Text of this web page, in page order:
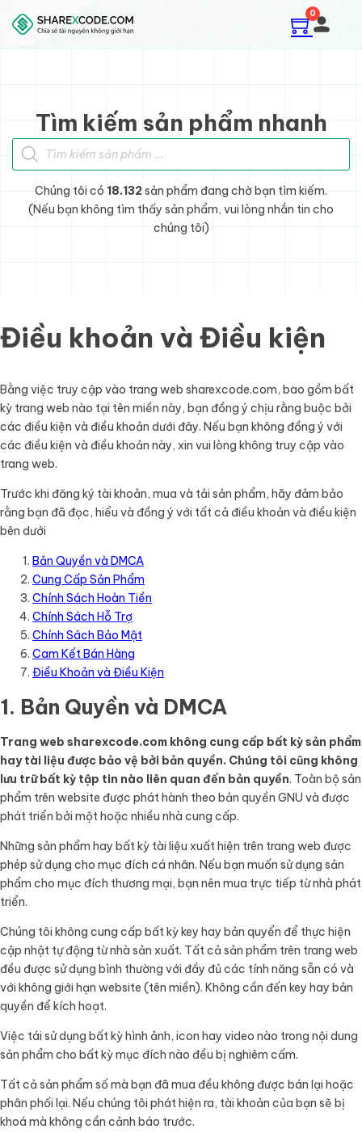
Skip to main content
Skip to footer 0
Tìm kiếm sản phẩm nhanh
Tìm kiếm sản phẩm
Chúng tôi có 18.132sản phẩm đang chờ bạn tìm kiếm.
(Nếu bạn không tìm thấy sản phẩm, vui lòng nhắn tin cho
chúng tôi)
Điều khoản và Điều kiện
Bằng việc truy cập vào trang web sharexcode.com, bao gồm bất
kỳ trang web nào tại tên miền này, bạn đồng ý chịu rằng buộc bởi
các điều kiện và điều khoản dưới đây. Nếu bạn không đồng ý với
các điều kiện và điều khoản này, xin vui lòng không truy cập vào
trang web.
Trước khi đăng ký tài khoản, mua và tải sản phẩm, hãy đảm bảo
rằng bạn đã đọc, hiểu và đồng ý với tất cả điều khoản và điều kiện
bên dưới
Bản Quyền và DMCA
Cung Cấp Sản Phẩm
Chính Sách Hoàn Tiền
Chính Sách Hỗ Trợ
Chính Sách Bảo Mật
Cam Kết Bán Hàng
Điều Khoản và Điều Kiện
1. Bản Quyền và DMCA
Trang web sharexcode.com không cung cấp bất kỳ sản phẩm
hay tài liệu được bảo vệ bởi bản quyền. Chúng tôi cũng không
lưu trữ bất kỳ tập tin nào liên quan đến bản quyền. Toàn bộ sản
phẩm trên website được phát hành theo bản quyền GNU và được
phát triển bởi một hoặc nhiều nhà cung cấp.
Những sản phẩm hay bất kỳ tài liệu xuất hiện trên trang web được
phép sử dụng cho mục đích cá nhân. Nếu bạn muốn sử dụng sản
phẩm cho mục đích thương mại, bạn nên mua trực tiếp từ nhà phát
triển.
Chúng tôi không cung cấp bất kỳ key hay bản quyển để thực hiện
cập nhật tự động từ nhà sản xuất. Tất cả sản phẩm trên trang web
đều được sử dụng bình thường với đầy đủ các tính năng sẵn có và
với không giới hạn website (tên miền). Không cần đến key hay bản
quyền để kích hoạt.
Việc tái sử dụng bất kỳ hình ảnh, icon hay video nào trong nội dung
sản phẩm cho bất kỳ mục đích nào đều bị nghiêm cấm.
Tất cả sản phẩm số mà bạn đã mua đều không được bán lại hoặc
phân phối lại. Nếu chúng tôi phát hiện ra, tài khoản của bạn sẽ bị
khoá mà không cần cảnh báo trước.